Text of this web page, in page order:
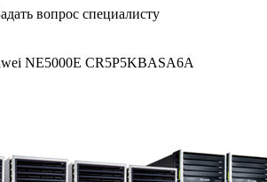
NE5000E CR5P5KBASA6A